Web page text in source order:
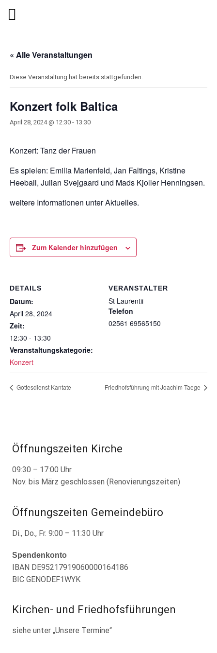
« Alle Veranstaltungen
Diese Veranstaltung hat bereits stattgefunden.
Konzert folk Baltica
April 28, 2024 @ 12:30 - 13:30
Konzert: Tanz der Frauen
Es spielen: Emilia Marienfeld, Jan Faltings, Kristine
Heeball, Julian Svejgaard und Mads Kjoller Henningsen.
weitere Informationen unter Aktuelles.
Zum Kalender hinzufügen
DETAILS
Datum:
April 28, 2024
Zeit:
12:30 - 13:30
Veranstaltungskategorie:
Konzert
VERANSTALTER
St Laurentii
Telefon
02561 69565150
Gottesdienst Kantate Friedhofsführung mit Joachim Taege
Öffnungszeiten Kirche
09:30 – 17:00 Uhr
Nov. bis März geschlossen (Renovierungszeiten)
Öffnungszeiten Gemeindebüro
Di., Do., Fr. 9:00 – 11:30 Uhr
Spendenkonto
IBAN DE95217919060000164186
BIC GENODEF1WYK
Kirchen- und Friedhofsführungen
siehe unter „Unsere Termine“